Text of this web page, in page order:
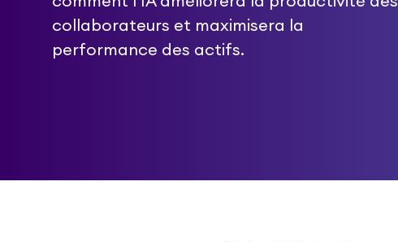
collaborateurs et maximisera la
performance des actifs.